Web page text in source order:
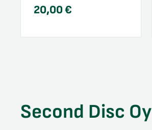
20,00€
Second Disc Oy